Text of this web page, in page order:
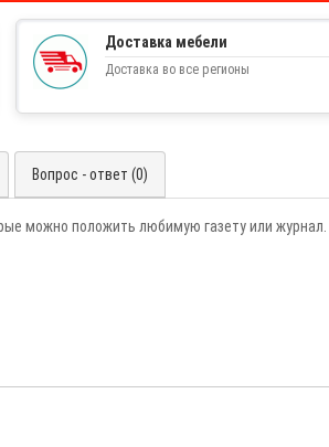
Доставка мебели
Доставка во все регионы
Вопрос - ответ (0)
можно положить любимую газету или